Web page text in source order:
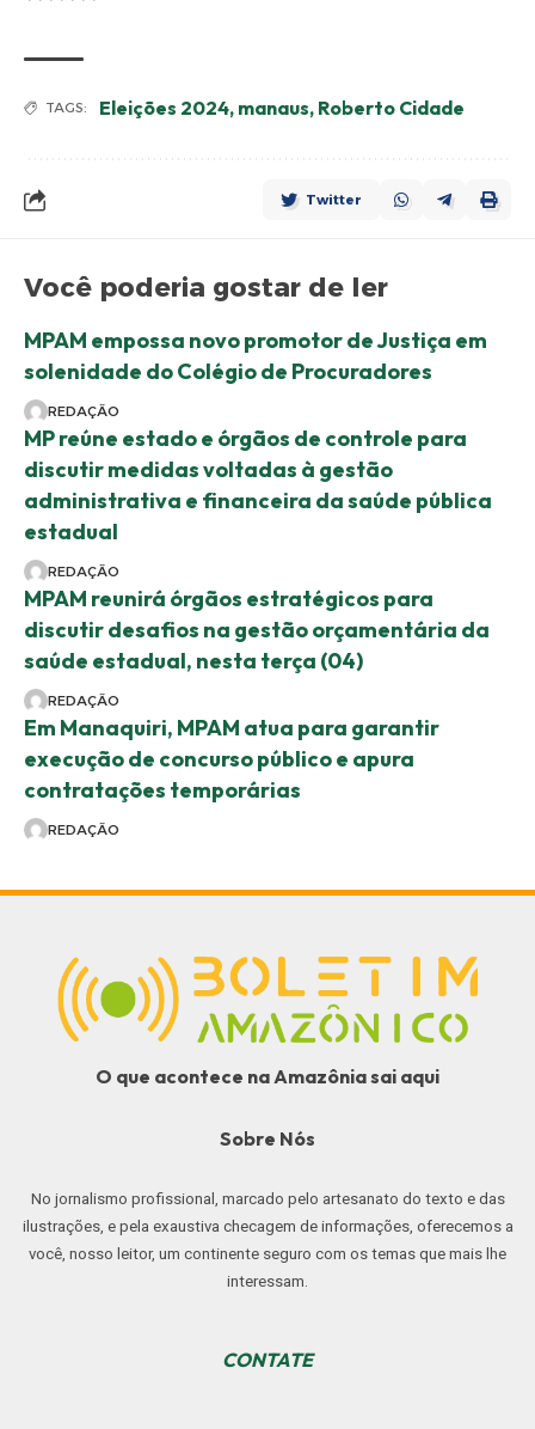
TAGS: Eleições 2024, manaus, Roberto Cidade
Twitter
Você poderia gostar de ler
MPAM empossa novo promotor de Justiça em
solenidade do Colégio de Procuradores
REDAÇÃO
MP reúne estado e órgãos de controle para
discutir medidas voltadas à gestão
administrativa e financeira da saúde pública
estadual
REDAÇÃO
MPAM reunirá órgãos estratégicos para
discutir desafios na gestão orçamentária da
saúde estadual, nesta terça (04)
REDAÇÃO
Em Manaquiri, MPAM atua para garantir
execução de concurso público e apura
contratações temporárias
REDAÇÃO
O que acontece na Amazônia sai aqui
Sobre Nós
No jornalismo profissional, marcado pelo artesanato do texto e das
ilustrações, e pela exaustiva checagem de informações, oferecemos a
você, nosso leitor, um continente seguro com os temas que mais lhe
interessam.
CONTATE